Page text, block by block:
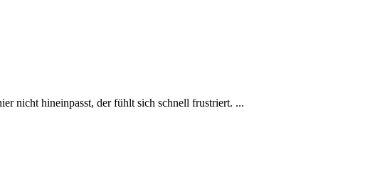
nicht hineinpasst, der fühlt sich schnell frustriert. ...